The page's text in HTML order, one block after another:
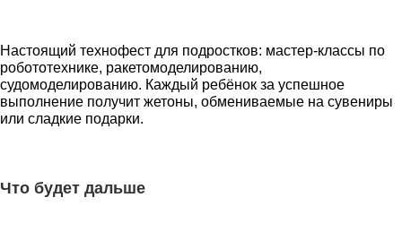
Настоящий технофест для подростков: мастер-классы по
робототехнике, ракетомоделированию,
судомоделированию. Каждый ребёнок за успешное
выполнение получит жетоны, обмениваемые на сувениры
или сладкие подарки.
Что будет дальше